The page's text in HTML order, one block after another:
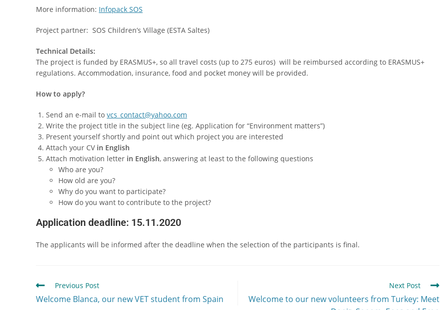
More information: Infopack SOS
Project partner: SOS Children’s Village (ESTA Saltes)
Technical Details:
The project is funded by ERASMUS+, so all travel costs (up to 275 euros) will be reimbursed according to ERASMUS+
regulations. Accommodation, insurance, food and pocket money will be provided.
How to apply?
Send an e-mail to vcs_contact@yahoo.com
Write the project title in the subject line (eg. Application for “Environment matters”)
Present yourself shortly and point out which project you are interested
Attach your CV in English
Attach motivation letter in English, answering at least to the following questions
Who are you?
How old are you?
Why do you want to participate?
How do you want to contribute to the project?
Application deadline: 15.11.2020
The applicants will be informed after the deadline when the selection of the participants is final.
Previous Post
Welcome Blanca, our new VET student from Spain
Next Post
Welcome to our new volunteers from Turkey: Meet